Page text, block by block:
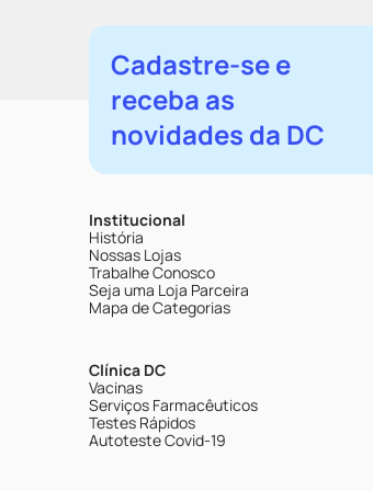
Cadastre-se e
receba as
novidades da DC
Institucional
História
Nossas Lojas
Trabalhe Conosco
Seja uma Loja Parceira
Mapa de Categorias
Clínica DC
Vacinas
Serviços Farmacêuticos
Testes Rápidos
Autoteste Covid-19